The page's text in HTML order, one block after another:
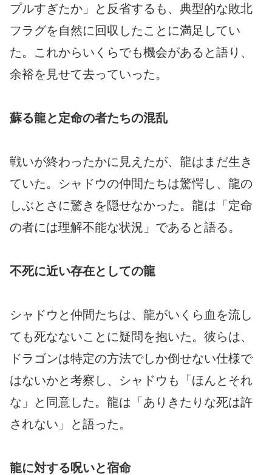
プルすぎたか」と反省するも、典型的な敗北
フラグを自然に回収したことに満足してい
た。これからいくらでも機会があると語り、
余裕を見せて去っていった。
蘇る龍と定命の者たちの混乱
戦いが終わったかに見えたが、龍はまだ生き
ていた。シャドウの仲間たちは驚愕し、龍の
しぶとさに驚きを隠せなかった。龍は「定命
の者には理解不能な状況」であると語る。
不死に近い存在としての龍
シャドウと仲間たちは、龍がいくら血を流し
ても死なないことに疑問を抱いた。彼らは、
ドラゴンは特定の方法でしか倒せない仕様で
はないかと考察し、シャドウも「ほんとそれ
な」と同意した。龍は「ありきたりな死は許
されない」と語った。
龍に対する呪いと宿命